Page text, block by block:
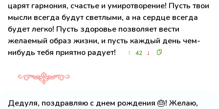
царят гармония, счастье и умиротворение! Пусть твои
мысли всегда будут светлыми, а на сердце всегда
будет легко! Пусть здоровье позволяет вести
желаемый образ жизни, и пусть каждый день чем-
нибудь тебя приятно радует!
↑ 42 ↓
Дедуля, поздравляю с днем рождения 🎂! Желаю,